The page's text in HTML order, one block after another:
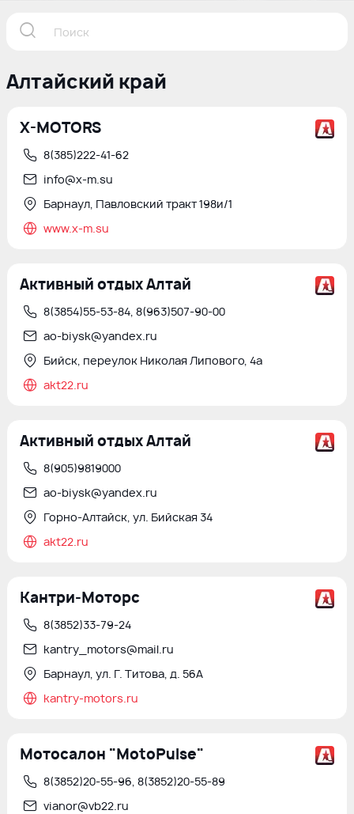
Алтайский край
X-MOTORS
8(385)222-41-62
info@x-m.su
Барнаул, Павловский тракт 198и/1
www.x-m.su
Активный отдых Алтай
8(3854)55-53-84, 8(963)507-90-00
ao-biysk@yandex.ru
Бийск, переулок Николая Липового, 4а
akt22.ru
Активный отдых Алтай
8(905)9819000
ao-biysk@yandex.ru
Горно-Алтайск, ул. Бийская 34
akt22.ru
Кантри-Моторс
8(3852)33-79-24
kantry_motors@mail.ru
Барнаул, ул. Г. Титова, д. 56А
kantry-motors.ru
Мотосалон "MotoPulse"
8(3852)20-55-96, 8(3852)20-55-89
vianor@vb22.ru